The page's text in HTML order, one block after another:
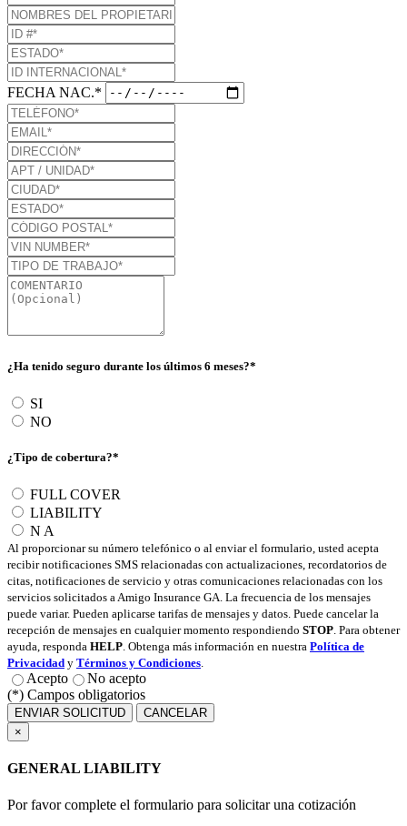
FECHA NAC.*
¿Ha tenido seguro durante los últimos 6 meses?*
SI
NO
¿Tipo de cobertura?*
FULL COVER
LIABILITY
N A
Al proporcionar su número telefónico o al enviar el formulario, usted acepta
recibir notificaciones SMS relacionadas con actualizaciones, recordatorios de
citas, notificaciones de servicio y otras comunicaciones relacionadas con los
servicios solicitados a Amigo Insurance GA. La frecuencia de los mensajes
puede variar. Pueden aplicarse tarifas de mensajes y datos. Puede cancelar la
recepción de mensajes en cualquier momento respondiendo STOP. Para obtener
ayuda, responda HELP. Obtenga más información en nuestra Política de
Privacidad y Términos y Condiciones.
Acepto
No acepto
(*) Campos obligatorios
ENVIAR SOLICITUD
CANCELAR
×
GENERAL LIABILITY
Por favor complete el formulario para solicitar una cotización